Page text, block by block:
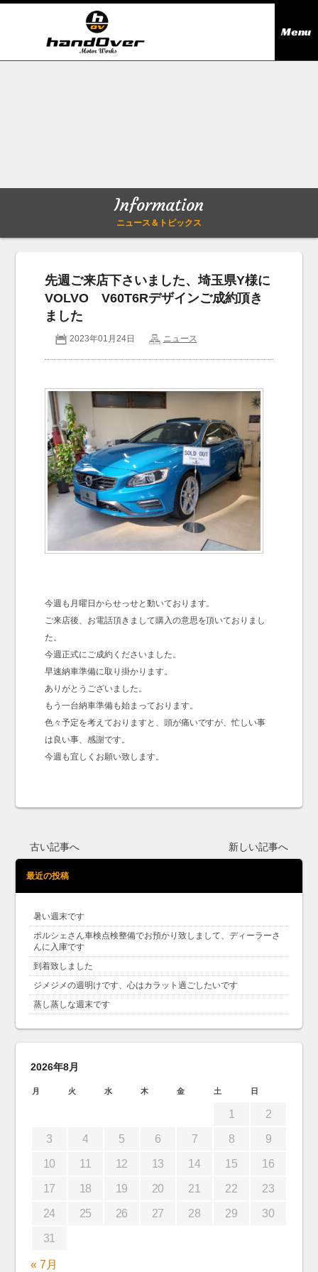
Menu
Company outline
会社概要
アクセス
お問い合わせ
Information
ニュース＆トピックス
先週ご来店下さいました、埼玉県Y様に
VOLVO V60T6Rデザインご成約頂き
ました
2023年01月24日 ニュース
今週も月曜日からせっせと動いております。
ご来店後、お電話頂きまして購入の意思を頂いておりまし
た。
今週正式にご成約くださいました。
早速納車準備に取り掛かります。
ありがとうございました。
もう一台納車準備も始まっております。
色々予定を考えておりますと、頭が痛いですが、忙しい事
は良い事、感謝です。
今週も宜しくお願い致します。
古い記事へ 新しい記事へ
最近の投稿
暑い週末です
ポルシェさん車検点検整備でお預かり致しまして、ディーラーさ
んに入庫です
到着致しました
ジメジメの週明けです、心はカラット過ごしたいです
蒸し蒸しな週末です
2026年8月
月 火 水 木 金 土 日
1 2
3 4 5 6 7 8 9
10 11 12 13 14 15 16
17 18 19 20 21 22 23
24 25 26 27 28 29 30
31
« 7月